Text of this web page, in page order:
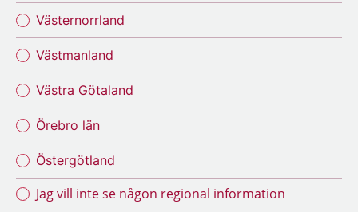
Västernorrland
Västmanland
Västra Götaland
Örebro län
Östergötland
Jag vill inte se någon regional information